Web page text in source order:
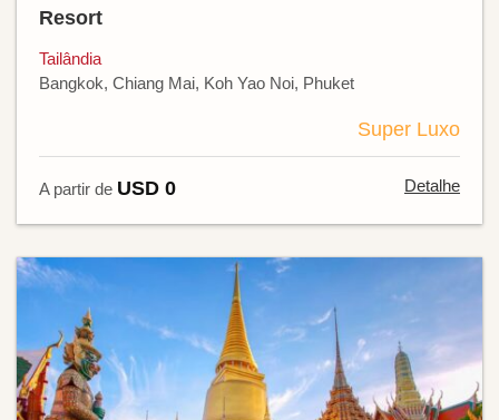
Resort
Tailândia
Bangkok, Chiang Mai, Koh Yao Noi, Phuket
Super Luxo
A partir de USD 0 Detalhe